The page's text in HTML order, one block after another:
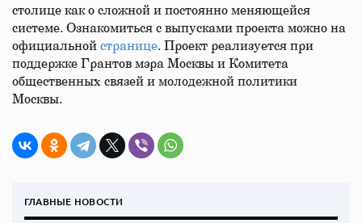
столице как о сложной и постоянно меняющейся
системе. Ознакомиться с выпусками проекта можно на
официальной странице. Проект реализуется при
поддержке Грантов мэра Москвы и Комитета
общественных связей и молодежной политики
Москвы.
ГЛАВНЫЕ НОВОСТИ